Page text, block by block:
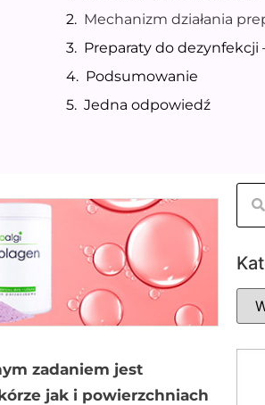
Mechanizm działania
Preparaty do dezynfekcji
Podsumowanie
Jedna odpowiedź
zadaniem jest
jak i powierzchniach